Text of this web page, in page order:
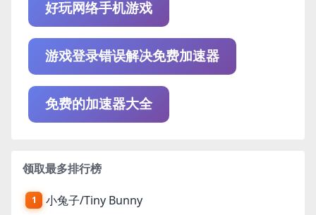
好玩网络手机游戏
游戏登录错误解决免费加速器
免费的加速器大全
领取最多排行榜
1 小兔子/Tiny Bunny